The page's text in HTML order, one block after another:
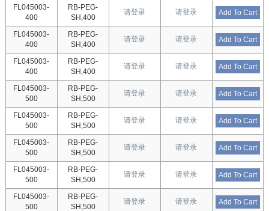
FL045003-
400
RB-PEG-
SH,400
请登录 请登录 Add To Cart
FL045003-
400
RB-PEG-
SH,400
请登录 请登录 Add To Cart
FL045003-
400
RB-PEG-
SH,400
请登录 请登录 Add To Cart
FL045003-
500
RB-PEG-
SH,500
请登录 请登录 Add To Cart
FL045003-
500
RB-PEG-
SH,500
请登录 请登录 Add To Cart
FL045003-
500
RB-PEG-
SH,500
请登录 请登录 Add To Cart
FL045003-
500
RB-PEG-
SH,500
请登录 请登录 Add To Cart
FL045003-
500
RB-PEG-
SH,500
请登录 请登录 Add To Cart